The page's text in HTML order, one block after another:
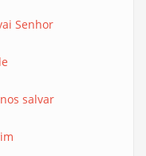
Senhor
salvar